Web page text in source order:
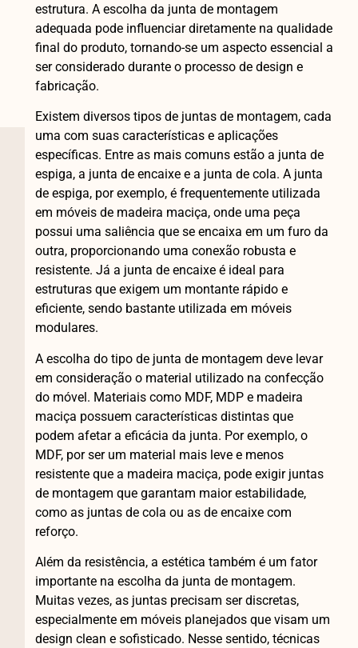
estrutura. A escolha da junta de montagem
adequada pode influenciar diretamente na qualidade
final do produto, tornando-se um aspecto essencial a
ser considerado durante o processo de design e
fabricação.
Existem diversos tipos de juntas de montagem, cada
uma com suas características e aplicações
específicas. Entre as mais comuns estão a junta de
espiga, a junta de encaixe e a junta de cola. A junta
de espiga, por exemplo, é frequentemente utilizada
em móveis de madeira maciça, onde uma peça
possui uma saliência que se encaixa em um furo da
outra, proporcionando uma conexão robusta e
resistente. Já a junta de encaixe é ideal para
estruturas que exigem um montante rápido e
eficiente, sendo bastante utilizada em móveis
modulares.
A escolha do tipo de junta de montagem deve levar
em consideração o material utilizado na confecção
do móvel. Materiais como MDF, MDP e madeira
maciça possuem características distintas que
podem afetar a eficácia da junta. Por exemplo, o
MDF, por ser um material mais leve e menos
resistente que a madeira maciça, pode exigir juntas
de montagem que garantam maior estabilidade,
como as juntas de cola ou as de encaixe com
reforço.
Além da resistência, a estética também é um fator
importante na escolha da junta de montagem.
Muitas vezes, as juntas precisam ser discretas,
especialmente em móveis planejados que visam um
design clean e sofisticado. Nesse sentido, técnicas